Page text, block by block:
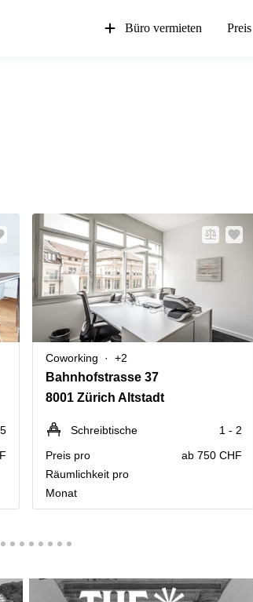
Büro vermieten Preis
Coworking +2
Bahnhofstrasse 37
8001 Zürich Altstadt
Schreibtische
1 - 2
Preis pro
Räumlichkeit pro
Monat
ab 750 CHF